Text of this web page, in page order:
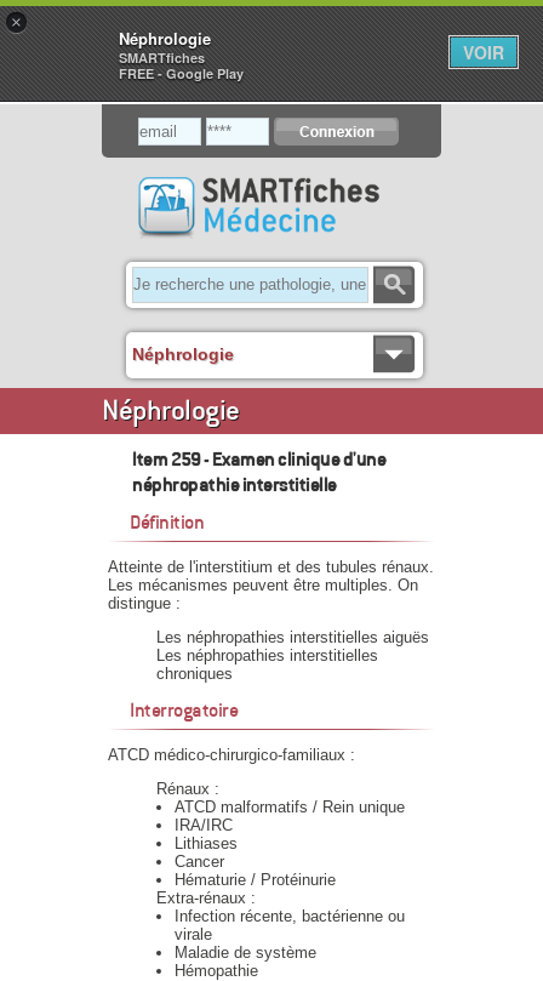
Néphrologie
Néphrologie
Item 259 - Examen clinique d'une
néphropathie interstitielle
Définition
Atteinte de l'interstitium et des tubules rénaux.
Les mécanismes peuvent être multiples. On
distingue :
Les néphropathies interstitielles aiguës
Les néphropathies interstitielles
chroniques
Interrogatoire
ATCD médico-chirurgico-familiaux :
Rénaux :
ATCD malformatifs / Rein unique
IRA/IRC
Lithiases
Cancer
Hématurie / Protéinurie
Extra-rénaux :
Infection récente, bactérienne ou
virale
Maladie de système
Hémopathie
×
Néphrologie
SMARTfiches
FREE - Google Play
VOIR